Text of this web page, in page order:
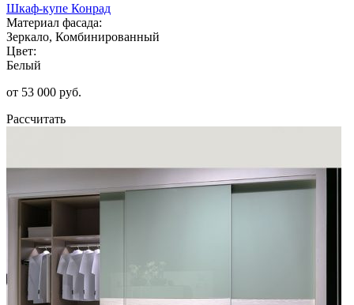
Шкаф-купе Конрад
Материал фасада:
Зеркало, Комбинированный
Цвет:
Белый
от 53 000 руб.
Рассчитать